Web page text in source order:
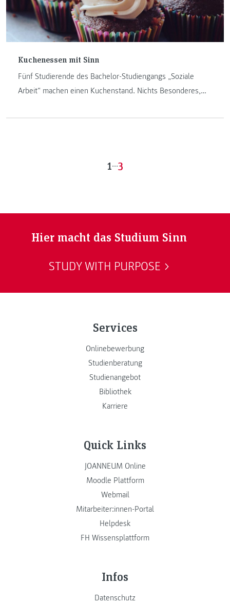
Kuchenessen mit Sinn
Fünf Studierende des Bachelor-Studiengangs „Soziale
Arbeit“ machen einen Kuchenstand. Nichts Besonderes,
1...3
Hier macht das Studium Sinn
STUDY WITH PURPOSE
Services
Onlinebewerbung
Studienberatung
Studienangebot
Bibliothek
Karriere
Quick Links
JOANNEUM Online
Moodle Plattform
Webmail
Mitarbeiter:innen-Portal
Helpdesk
FH Wissensplattform
Infos
Datenschutz